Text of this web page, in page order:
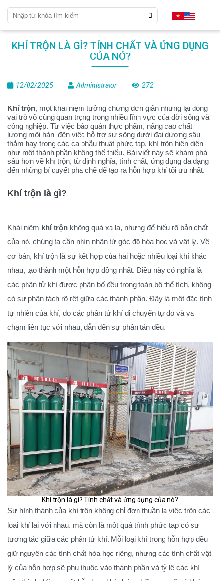
KHÍ TRỘN LÀ GÌ? TÍNH CHẤT VÀ ỨNG DỤNG
CỦA NÓ?
12/02/2025 Administrator 272
Khí trộn, một khái niệm tưởng chừng đơn giản nhưng lại đóng
vai trò vô cùng quan trọng trong nhiều lĩnh vực của đời sống và
công nghiệp. Từ việc bảo quản thực phẩm, nâng cao chất
lượng mối hàn, đến việc hỗ trợ sự sống dưới đại dương sâu
thẳm hay trong các ca phẫu thuật phức tạp, khí trộn hiện diện
như một thành phần không thể thiếu. Bài viết này sẽ khám phá
sâu hơn về khí trộn, từ định nghĩa, tính chất, ứng dụng đa dạng
đến những bí quyết pha chế để tạo ra hỗn hợp khí tối ưu nhất.
Khí trộn là gì?
Khái niệm khí trộn không quá xa lạ, nhưng để hiểu rõ bản chất
của nó, chúng ta cần nhìn nhận từ góc độ hóa học và vật lý. Về
cơ bản, khí trộn là sự kết hợp của hai hoặc nhiều loại khí khác
nhau, tạo thành một hỗn hợp đồng nhất. Điều này có nghĩa là
các phân tử khí được phân bố đều trong toàn bộ thể tích, không
có sự phân tách rõ rệt giữa các thành phần. Đây là một đặc tính
tự nhiên của khí, do các phân tử khí di chuyển tự do và va
chạm liên tục với nhau, dẫn đến sự phân tán đều.
Khí trộn là gì? Tính chất và ứng dụng của nó?
Sự hình thành của khí trộn không chỉ đơn thuần là việc trộn các
loại khí lại với nhau, mà còn là một quá trình phức tạp có sự
tương tác giữa các phân tử khí. Mỗi loại khí trong hỗn hợp đều
giữ nguyên các tính chất hóa học riêng, nhưng các tính chất vật
lý của hỗn hợp sẽ phụ thuộc vào thành phần và tỷ lệ các khí